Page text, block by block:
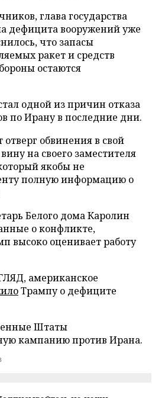
глава государства
дефицита вооружений уже
что запасы
ракет и средств
остаются
одной из причин отказа
по Ирану в последние дни.
отверг обвинения в свой
на своего заместителя
якобы не
полную информацию о
Белого дома Каролин
о конфликте,
высоко оценивает работу
американское
Трампу о дефиците
Штаты
кампанию против Ирана.